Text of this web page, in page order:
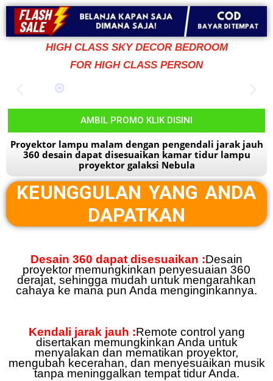
HIGH CLASS SKY DECOR BEDROOM
FOR HIGH CLASS PERSON
AMBIL PROMO KLIK DISINI
Proyektor lampu malam dengan pengendali jarak jauh
360 desain dapat disesuaikan kamar tidur lampu
proyektor galaksi Nebula
KEUNGGULAN YANG ANDA
DAPATKAN
Desain 360 dapat disesuaikan :Desain
proyektor memungkinkan penyesuaian 360
derajat, sehingga mudah untuk mengarahkan
cahaya ke mana pun Anda menginginkannya.
Kendali jarak jauh :Remote control yang
disertakan memungkinkan Anda untuk
menyalakan dan mematikan proyektor,
mengubah kecerahan, dan menyesuaikan musik
tanpa meninggalkan tempat tidur Anda.